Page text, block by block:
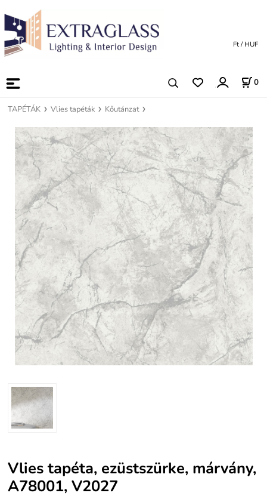
0
Ft / HUF
TAPÉTÁK Vlies tapéták Kőutánzat
Vlies tapéta, ezüstszürke, márvány,
A78001, V2027